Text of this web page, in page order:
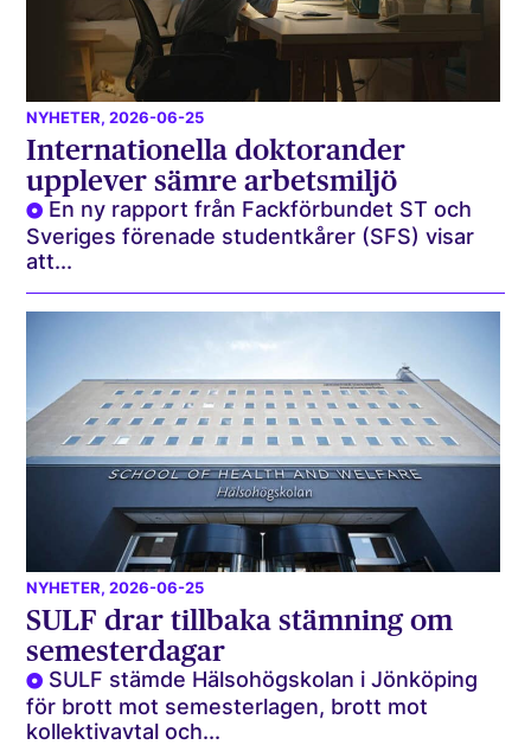
NYHETER, 2026-06-25
Internationella doktorander
upplever sämre arbetsmiljö
En ny rapport från Fackförbundet ST och
Sveriges förenade studentkårer (SFS) visar
att...
NYHETER, 2026-06-25
SULF drar tillbaka stämning om
semesterdagar
SULF stämde Hälsohögskolan i Jönköping
för brott mot semesterlagen, brott mot
kollektivavtal och...